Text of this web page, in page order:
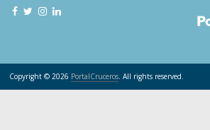
Copyright © 2026 PortalCruceros. All rights reserved.